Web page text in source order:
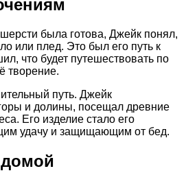
была готова, Джейк понял,
или плед. Это был его путь к
что будет путешествовать по
творение.
путь. Джейк
и долины, посещал древние
Его изделие стало его
удачу и защищающим от бед.